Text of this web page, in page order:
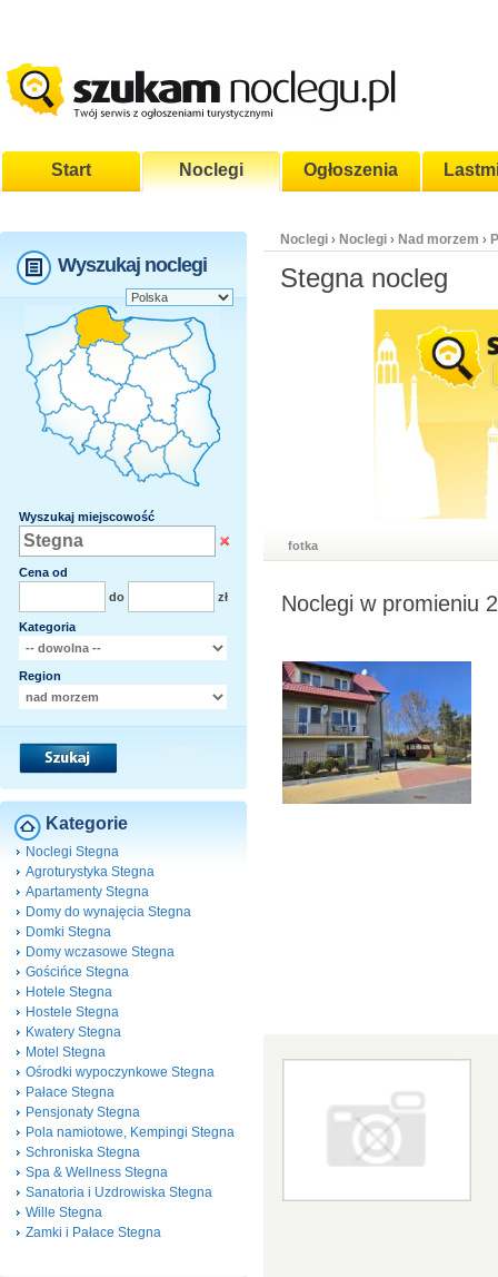
Start Noclegi Ogłoszenia
Wyszukaj noclegi
Wyszukaj miejscowość
Cena od
do
zł
Kategoria
Region
Kategorie
Noclegi Stegna
Agroturystyka Stegna
Apartamenty Stegna
Domy do wynajęcia Stegna
Domki Stegna
Domy wczasowe Stegna
Gościńce Stegna
Hotele Stegna
Hostele Stegna
Kwatery Stegna
Motel Stegna
Ośrodki wypoczynkowe Stegna
Pałace Stegna
Pensjonaty Stegna
Pola namiotowe, Kempingi Stegna
Schroniska Stegna
Spa & Wellness Stegna
Sanatoria i Uzdrowiska Stegna
Wille Stegna
Zamki i Pałace Stegna
Noclegi › Noclegi › Nad morzem ›
Stegna nocleg
fotka
Noclegi w promieniu